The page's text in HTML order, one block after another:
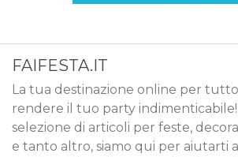
FAIFESTA.IT
La tua destinazione online per
rendere il tuo party indimenticabile!
selezione di articoli per feste,
e tanto altro, siamo qui per aiutarti